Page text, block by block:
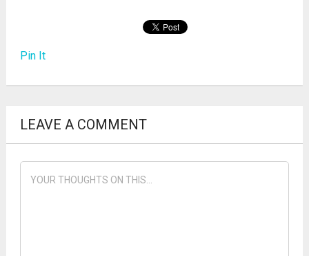
Pin It
LEAVE A COMMENT